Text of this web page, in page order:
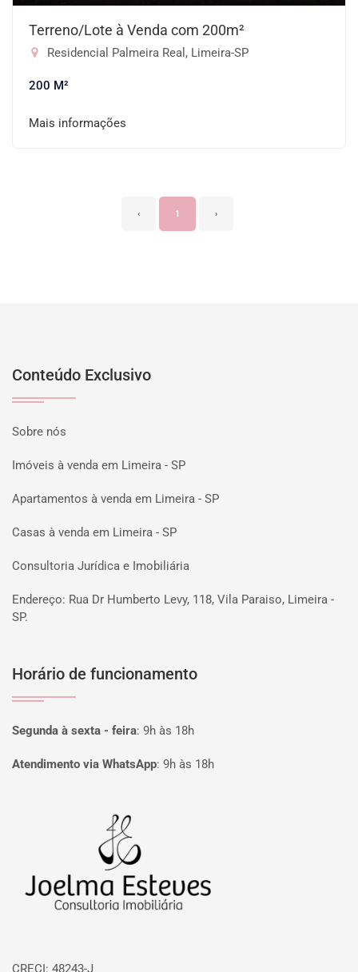
Terreno/Lote à Venda com 200m²
Residencial Palmeira Real, Limeira-SP
200 M²
Mais informações
‹ 1 ›
Conteúdo Exclusivo
Sobre nós
Imóveis à venda em Limeira - SP
Apartamentos à venda em Limeira - SP
Casas à venda em Limeira - SP
Consultoria Jurídica e Imobiliária
Endereço: Rua Dr Humberto Levy, 118, Vila Paraiso, Limeira -
SP.
Horário de funcionamento
Segunda à sexta - feira: 9h às 18h
Atendimento via WhatsApp: 9h às 18h
CRECI: 48243-J